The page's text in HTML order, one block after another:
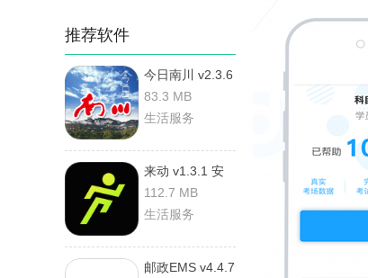
推荐软件
今日南川 v2.3.6
安卓版
83.3 MB
生活服务
来动 v1.3.1 安
卓版
112.7 MB
生活服务
邮政EMS v4.4.7